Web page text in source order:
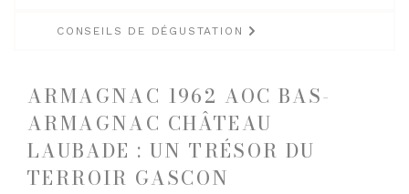
LES BIÈRES ET CIDRES
CONSEILS DE DÉGUSTATION
ARMAGNAC 1962 AOC BAS-
ARMAGNAC CHÂTEAU
LAUBADE : UN TRÉSOR DU
TERROIR GASCON